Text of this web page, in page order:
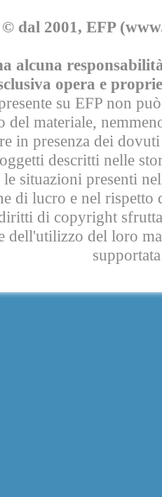
© dal 2001, EFP
alcuna
opera e
su EFP non
del materiale,
in presenza dei
descritti nelle
situazioni presenti
di lucro e nel rispetto
di copyright
dell'utilizzo del loro